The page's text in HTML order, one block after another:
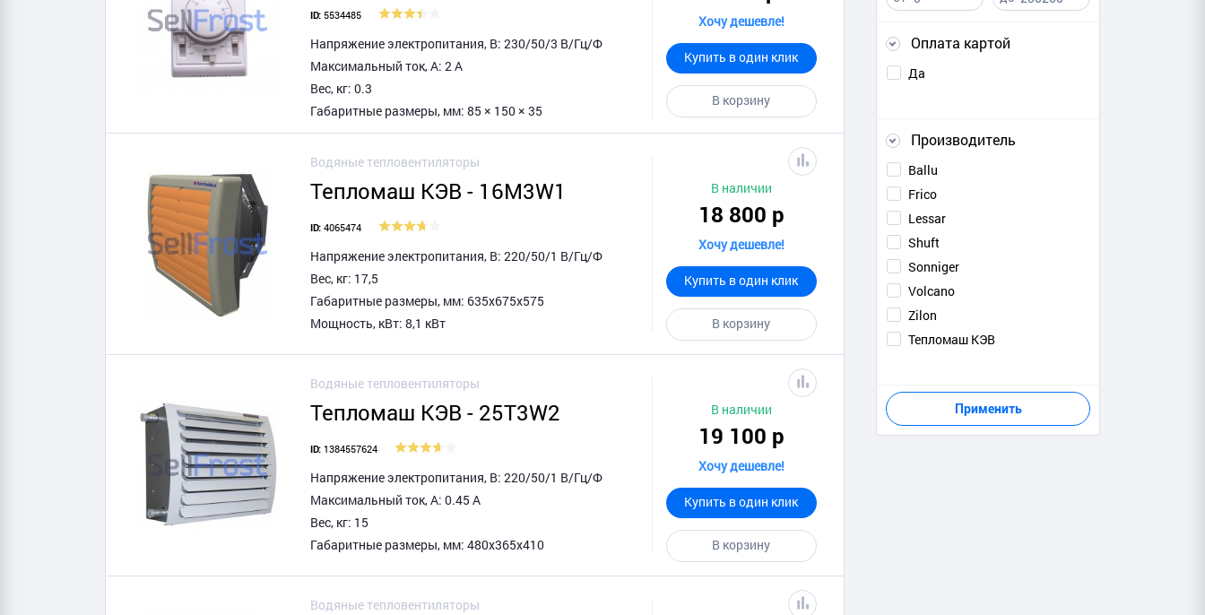
ID: 5534485
Напряжение электропитания, В: 230/50/3 В/Гц/Ф
Максимальный ток, А: 2 А
Вес, кг: 0.3
Габаритные размеры, мм: 85 × 150 × 35
Хочу дешевле!
Купить в один клик
В корзину
Водяные тепловентиляторы
Тепломаш КЭВ - 16M3W1
ID:4065474
Напряжение электропитания, В: 220/50/1 В/Гц/Ф
Вес, кг: 17,5
Габаритные размеры, мм: 635х675х575
Мощность, кВт: 8,1 кВт
В наличии
18 800 р
Хочу дешевле!
Купить в один клик
В корзину
Водяные тепловентиляторы
Тепломаш КЭВ - 25Т3W2
ID: 1384557624
Напряжение электропитания, В: 220/50/1 В/Гц/Ф
Максимальный ток, А: 0.45 А
Вес, кг: 15
Габаритные размеры, мм: 480х365х410
В наличии
19 100 р
Хочу дешевле!
Купить в один клик
В корзину
Водяные тепловентиляторы
Оплата картой
Да
Производитель
Ballu
Frico
Lessar
Shuft
Sonniger
Volcano
Zilon
Тепломаш КЭВ
Применить